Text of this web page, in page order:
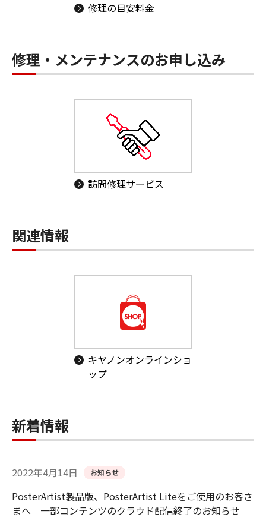
修理の目安料金
修理・メンテナンスのお申し込み
訪問修理サービス
関連情報
キヤノンオンラインショ
ップ
新着情報
2022年4月14日 お知らせ
PosterArtist製品版、PosterArtist Liteをご使用のお客さ
まへ 一部コンテンツのクラウド配信終了のお知らせ